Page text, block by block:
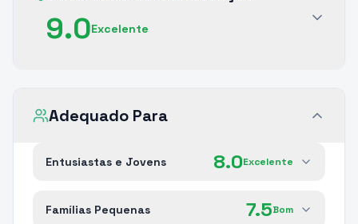
9.0Excelente
Adequado Para
Entusiastas e Jovens 8.0Excelente
Famílias Pequenas 7.5Bom